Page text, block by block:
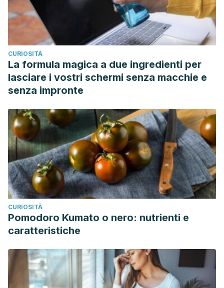
CURIOSITÀ
La formula magica a due ingredienti per
lasciare i vostri schermi senza macchie e
senza impronte
CURIOSITÀ
Pomodoro Kumato o nero: nutrienti e
caratteristiche